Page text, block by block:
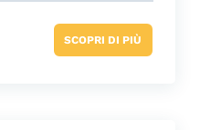
SCOPRI DI PIÙ